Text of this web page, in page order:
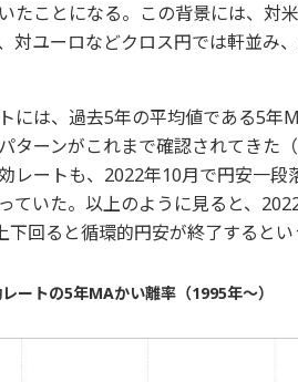
たことになる。この背景には、対
対ユーロなどクロス円では軒並み
には、過去5年の平均値である5年
ターンがこれまで確認されてきた
レートも、2022年10月で円安一
ていた。以上のように見ると、
下回ると循環的円安が終了すると
ートの5年MAかい離率（1995年～）